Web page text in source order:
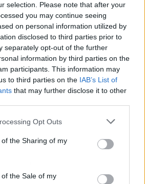
selection. Please note that after your
you may continue seeing
on personal information utilized by
disclosed to third parties prior to
separately opt-out of the further
information by third parties on the
participants. This information may
to third parties on the IAB’s List of
that may further disclose it to other
Opt Outs
the Sharing of my
the Sale of my